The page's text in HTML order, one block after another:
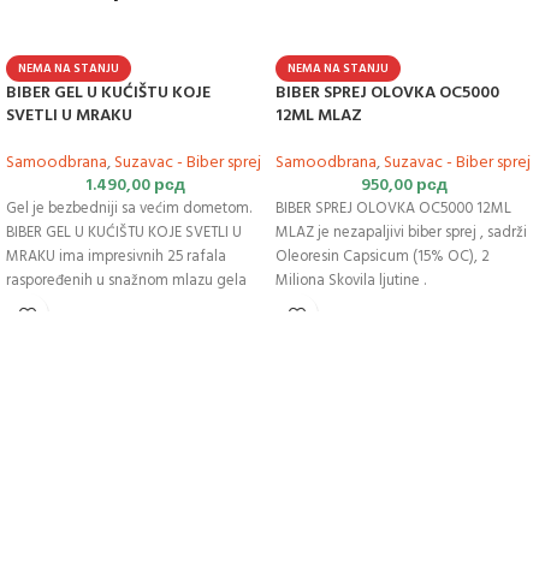
NEMA NA STANJU
BIBER GEL U KUĆIŠTU KOJE
SVETLI U MRAKU
Samoodbrana,Suzavac - Biber sprej
1.490,00рсд
Gel je bezbedniji sa većim dometom.
BIBER GEL U KUĆIŠTU KOJE SVETLI U
MRAKU ima impresivnih 25 rafala
raspoređenih u snažnom mlazu gela
sa dometom od 12 stopa (4 metra).
NEMA NA STANJU
BIBER SPREJ OLOVKA OC5000
12ML MLAZ
Samoodbrana,Suzavac - Biber sprej
950,00рсд
BIBER SPREJ OLOVKA OC5000 12ML
MLAZ je nezapaljivi biber sprej , sadrži
Oleoresin Capsicum (15% OC), 2
Miliona Skovila ljutine .
Sprej ima karakteristike Magle sa